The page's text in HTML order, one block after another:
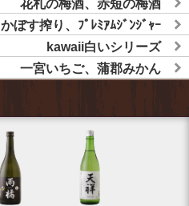
花札の梅酒、赤短の梅酒
かぼす搾り、ﾌﾟﾚﾐｱﾑｼﾞﾝｼﾞｬｰ
kawaii白いシリーズ
一宮いちご、蒲郡みかん